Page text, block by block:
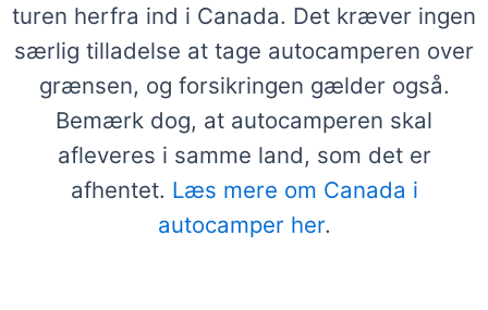
turen herfra ind i Canada. Det kræver ingen
særlig tilladelse at tage autocamperen over
grænsen, og forsikringen gælder også.
Bemærk dog, at autocamperen skal
afleveres i samme land, som det er
afhentet. Læs mere om Canada i
autocamper her.